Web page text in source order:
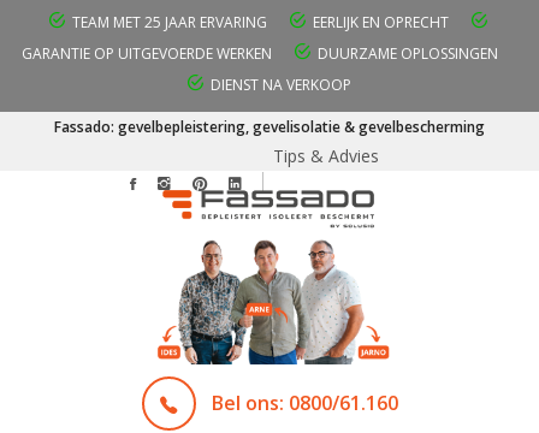
TEAM MET 25 JAAR ERVARING
EERLIJK EN OPRECHT
GARANTIE OP UITGEVOERDE WERKEN
DUURZAME OPLOSSINGEN
DIENST NA VERKOOP
Fassado: gevelbepleistering, gevelisolatie & gevelbescherming
Tips & Advies
Bel ons: 0800/61.160